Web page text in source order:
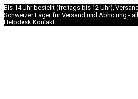
Bis 14 Uhr bestellt (freitags bis 12 Uhr),
Schweizer Lager für Versand und Abholung -
Helpdesk Kontakt